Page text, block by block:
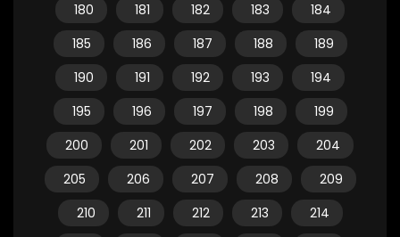
180
181 182 183
184
185
186 187 188
189
190
191 192 193
194
195
196 197 198
199
200
201 202 203
204
205
206 207 208
209
210
211 212 213
214